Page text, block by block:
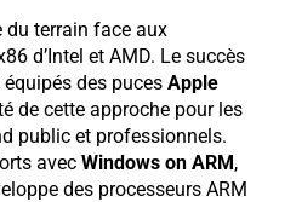
du terrain face aux
d’Intel et AMD. Le succès
équipés des puces Apple
de cette approche pour les
public et professionnels.
avec Windows on ARM,
des processeurs ARM